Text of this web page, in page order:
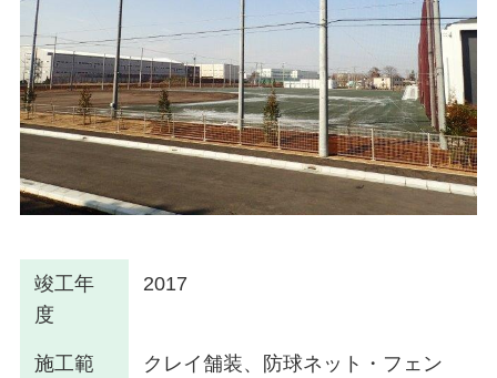
竣工年
度
2017
施工範
クレイ舗装、防球ネット・フェン